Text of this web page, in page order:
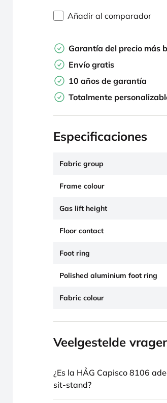
Añadir al comparador
Garantía del precio más
Envío gratis
10 años de garantía
Totalmente
Especificaciones
Fabric group
Frame colour
Gas lift height
Floor contact
Foot ring
Polished aluminium foot ring
Fabric colour
Veelgestelde
¿Es la HÅG Capisco 8106
sit-stand?